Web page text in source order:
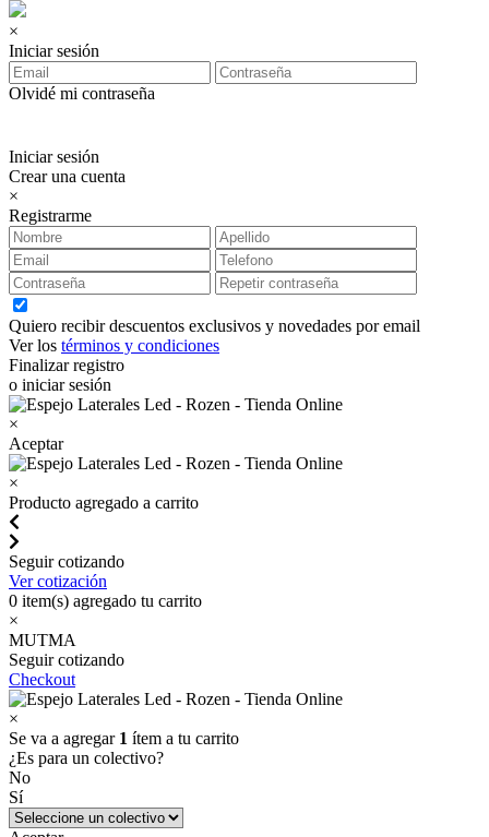
×
Iniciar sesión
Olvidé mi contraseña
Iniciar sesión
Crear una cuenta
×
Registrarme
Quiero recibir descuentos exclusivos y novedades por email
Ver los términos y condiciones
Finalizar registro
o iniciar sesión
×
Aceptar
×
Producto agregado a carrito
Seguir cotizando
Ver cotización
0 item(s) agregado tu carrito
×
MUTMA
Seguir cotizando
Checkout
×
Se va a agregar 1 ítem a tu carrito
¿Es para un colectivo?
No
Sí